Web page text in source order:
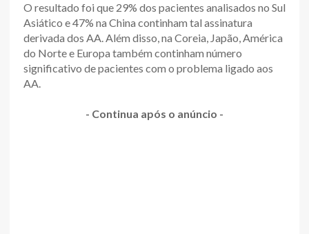
O resultado foi que 29% dos pacientes analisados no Sul
Asiático e 47% na China continham tal assinatura
derivada dos AA. Além disso, na Coreia, Japão, América
do Norte e Europa também continham número
significativo de pacientes com o problema ligado aos
AA.
- Continua após o anúncio -